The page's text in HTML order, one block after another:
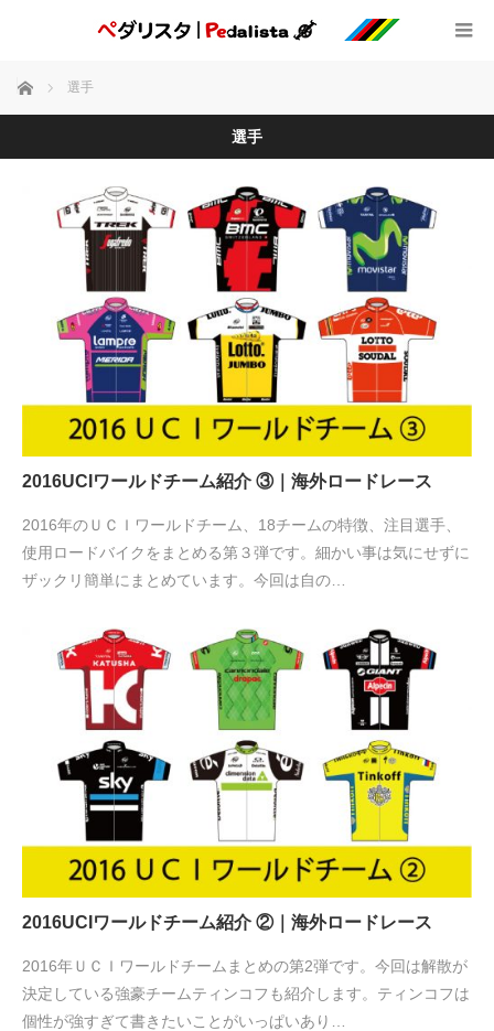
ホーム 選手
選手
2016UCIワールドチーム紹介 ③｜海外ロードレース
2016年のＵＣＩワールドチーム、18チームの特徴、注目選手、
使用ロードバイクをまとめる第３弾です。細かい事は気にせずに
ザックリ簡単にまとめています。今回は自の…
2016UCIワールドチーム紹介 ②｜海外ロードレース
2016年ＵＣＩワールドチームまとめの第2弾です。今回は解散が
決定している強豪チームティンコフも紹介します。ティンコフは
個性が強すぎて書きたいことがいっぱいあり…